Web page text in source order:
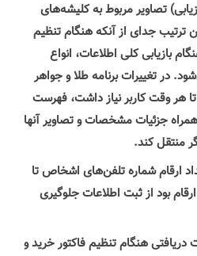
تصاویر مربوط به کلیشه‌های
ترتیب جدای از آنکه هنگام تنظیم
بازیابی کلی اطلاعات، انواع
درتغییرات برنامه طلا و جواهر
هر وقت کاربر نیاز داشت، فهرست
جزئیات مشخصات و تصاویر آنها
منتقل کند.
ارقام شماره تلفن‌های اشخاص تا
بود از ثبت اطلاعات جلوگیری
دریافتی هنگام تنظیم فاکتور خرید و